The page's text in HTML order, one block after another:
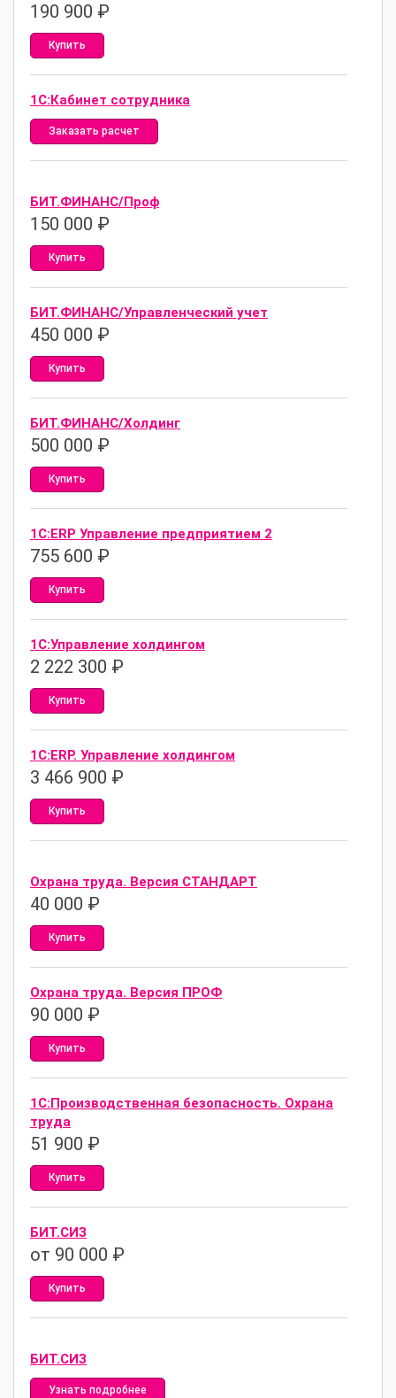
190 900 ₽
Купить
1С:Кабинет сотрудника
Заказать расчет
БИТ.ФИНАНС/Проф
150 000 ₽
Купить
БИТ.ФИНАНС/Управленческий учет
450 000 ₽
Купить
БИТ.ФИНАНС/Холдинг
500 000 ₽
Купить
1С:ERP Управление предприятием 2
755 600 ₽
Купить
1С:Управление холдингом
2 222 300 ₽
Купить
1С:ERP. Управление холдингом
3 466 900 ₽
Купить
Охрана труда. Версия СТАНДАРТ
40 000 ₽
Купить
Охрана труда. Версия ПРОФ
90 000 ₽
Купить
1С:Производственная безопасность. Охрана
труда
51 900 ₽
Купить
БИТ.СИЗ
от 90 000 ₽
Купить
БИТ.СИЗ
Узнать подробнее